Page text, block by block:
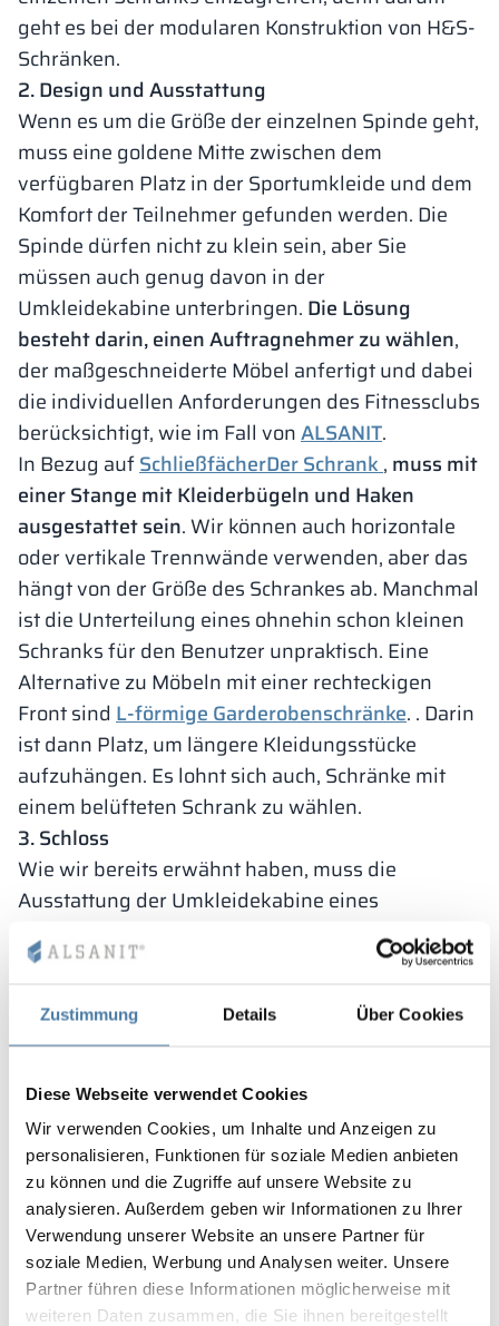
Zustimmung Details Über Cookies
Diese Webseite verwendet Cookies
Wir verwenden Cookies, um Inhalte und Anzeigen zu
personalisieren, Funktionen für soziale Medien anbieten
zu können und die Zugriffe auf unsere Website zu
analysieren. Außerdem geben wir Informationen zu Ihrer
Verwendung unserer Website an unsere Partner für
soziale Medien, Werbung und Analysen weiter. Unsere
Partner führen diese Informationen möglicherweise mit
weiteren Daten zusammen, die Sie ihnen bereitgestellt
geht es bei der modularen Konstruktion von H&S-
Schränken.
2. Design und Ausstattung
Wenn es um die Größe der einzelnen Spinde geht,
muss eine goldene Mitte zwischen dem
verfügbaren Platz in der Sportumkleide und dem
Komfort der Teilnehmer gefunden werden. Die
Spinde dürfen nicht zu klein sein, aber Sie
müssen auch genug davon in der
Umkleidekabine unterbringen. Die Lösung
besteht darin, einen Auftragnehmer zu wählen,
der maßgeschneiderte Möbel anfertigt und dabei
die individuellen Anforderungen des Fitnessclubs
berücksichtigt, wie im Fall vonALSANIT.
In Bezug aufSchließfächerDer Schrank, muss mit
einer Stange mit Kleiderbügeln und Haken
ausgestattet sein. Wir können auch horizontale
oder vertikale Trennwände verwenden, aber das
hängt von der Größe des Schrankes ab. Manchmal
ist die Unterteilung eines ohnehin schon kleinen
Schranks für den Benutzer unpraktisch. Eine
Alternative zu Möbeln mit einer rechteckigen
Front sind L-förmige Garderobenschränke. . Darin
ist dann Platz, um längere Kleidungsstücke
aufzuhängen. Es lohnt sich auch, Schränke mit
einem belüfteten Schrank zu wählen.
3. Schloss
Wie wir bereits erwähnt haben, muss die
Ausstattung der Umkleidekabine eines
Fitnessstudios Schließfächer umfassen, in denen
private Gegenstände für die Dauer des Trainings
verantwortliche Element ist ein solidesSchloss.
Welche Optionen gibt es? Sie können mit den
traditionellen und einfachsten Lösungen
beginnen, nämlich mit einem Schlüssel und
einem Vorhängeschloss. Viele Fitnessstudios
entscheiden sich für Schließfächer mit
Vorhängeschlössern, stellen diese aber nicht für
Besucher zur Verfügung. Das Problem entsteht,
wenn jemand zum ersten Mal in einem
bestimmten Club ist und kein Vorhängeschloss